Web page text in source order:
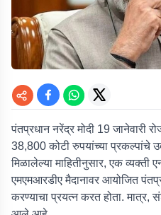
पंतप्रधान नरेंद्र मोदी 19 जानेवारी
38,800 कोटी रुपयांच्या प्रकल्पांचे
मिळालेल्या माहितीनुसार, एक
एमएमआरडीए मैदानावर आयोजित
करण्याचा प्रयत्न करत होता. मात्र,